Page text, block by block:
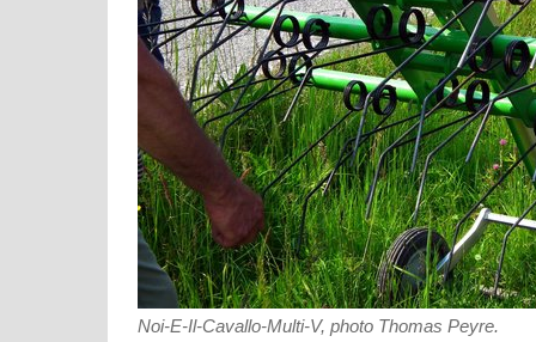
Noi-E-Il-Cavallo-Multi-V, photo Thomas Peyre.